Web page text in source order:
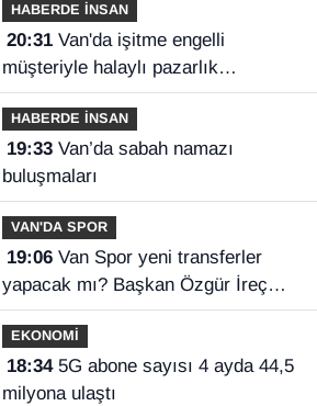
HABERDE İNSAN
20:31Van'da işitme engelli
müşteriyle halaylı pazarlık
gülümsetti
HABERDE İNSAN
19:33Van’da sabah namazı
buluşmaları
VAN'DA SPOR
19:06Van Spor yeni transferler
yapacak mı? Başkan Özgür İreç
İlhan açıkladı
EKONOMİ
18:345G abone sayısı 4 ayda 44,5
milyona ulaştı